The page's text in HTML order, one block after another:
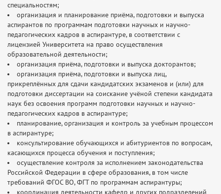
специальностям;
организация и планирование приёма, подготовки и выпуска
аспирантов по программам подготовки научных и научно-
педагогических кадров в аспирантуре, в соответствии с
лицензией Университета на право осуществления
образовательной деятельности;
организация приёма, подготовки и выпуска докторантов;
организация приёма, подготовки и выпуска лиц,
прикреплённых для сдачи кандидатских экзаменов и (или) для
подготовки диссертации на соискание учёной степени кандидата
наук без освоения программ подготовки научных и научно-
педагогических кадров в аспирантуре;
планирование, организация и контроль за учебным процессом
в аспирантуре;
консультирование обучающихся и абитуриентов по вопросам,
касающихся процесса обучения и поступления;
осуществление контроля за исполнением законодательства
Российской Федерации в сфере образования, в том числе
требований ФГОС ВО, ФГТ по программам аспирантуры;
координация деятельности кафедр и других подразделений